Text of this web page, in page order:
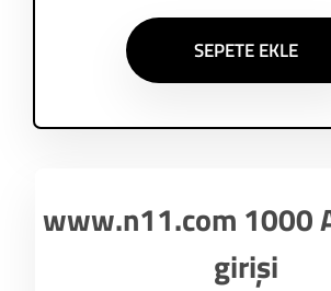
SEPETE EKLE
www.n11.com 1000
girişi